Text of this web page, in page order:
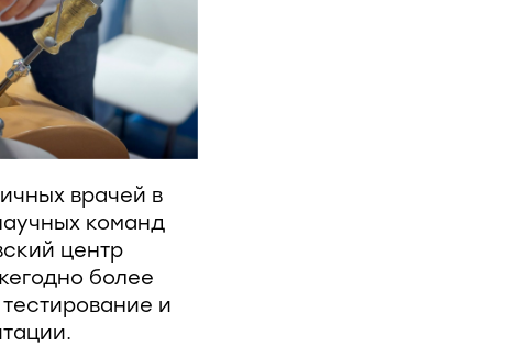
врачей в
команд
центр
более
и